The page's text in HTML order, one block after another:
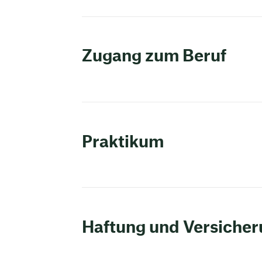
Zugang zum Beruf
Praktikum
Haftung und